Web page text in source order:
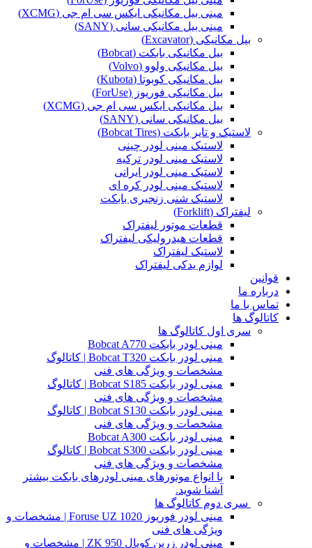
مینی بیل مکانیکی ایکس سی ام جی (XCMG)
مینی بیل مکانیکی سانی (SANY)
بیل مکانیکی (Excavator)
بیل مکانیکی بابکت (Bobcat)
بیل مکانیکی ولوو (Volvo)
بیل مکانیکی کوبوتا (Kubota)
بیل مکانیکی فوریوز (ForUse)
بیل مکانیکی ایکس سی ام جی (XCMG)
بیل مکانیکی سانی (SANY)
لاستیک و تایر بابکت (Bobcat Tires)
لاستیک مینی لودر چینی
لاستیک مینی لودر ترکیه
لاستیک مینی لودر ایرانی
لاستیک مینی لودر کره ای
لاستیک شنی زنجیری بابکت
لیفتراک (Forklift)
قطعات موتور لیفتراک
قطعات هیدرولیکی لیفتراک
لاستیک لیفتراک
لوازم یدکی لیفتراک
قوانین
درباره ما
تماس با ما
کاتالوگ ها
سری اول کاتالوگ ها
مینی لودر بابکت Bobcat A770
مینی لودر بابکت Bobcat T320 | کاتالوگ
مشخصات و ویژگی های فنی
مینی لودر بابکت Bobcat S185 | کاتالوگ
مشخصات و ویژگی های فنی
مینی لودر بابکت Bobcat S130 | کاتالوگ
مشخصات و ویژگی های فنی
مینی لودر بابکت Bobcat A300
مینی لودر بابکت Bobcat S300 | کاتالوگ
مشخصات و ویژگی های فنی
با انواع موتورهای مینی لودرهای بابکت بیشتر
آشنا شوید.
سری دوم کاتالوگ ها
مینی لودر فوریوز Foruse UZ 1020 | مشخصات و
ویژگی های فنی
مینی لودر زرین کوپال ZK 950 | مشخصات و